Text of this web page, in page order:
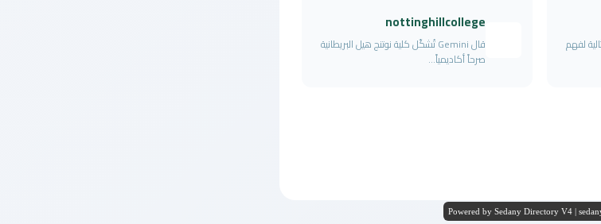
لفهم
nottinghillcollege
قال Gemini تُشكّل كلية نوتنج هيل البريطانية
صرحاً أكاديمياً...
Powered by Sedany Directory V4 |